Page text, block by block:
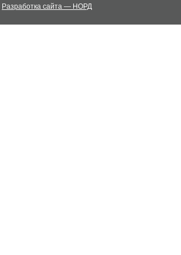
Разработка сайта — НОРД